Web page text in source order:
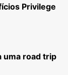
Privilege
uma road trip